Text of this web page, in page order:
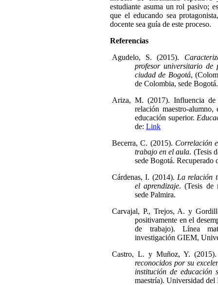
estudiante asuma un rol pasivo;
que el educando sea
docente sea guía de este proceso.
Referencias
Agudelo, S. (2015).
profesor universitario de
ciudad de Bogotá,
de Colombia, sede Bogotá.
Ariza, M. (2017). Influencia
relación maestro-alumno,
educación superior.
de:Link
Becerra, C. (2015). Correlación
trabajo en el aula. (Tesis
sede Bogotá. Recuperado
Cárdenas, I. (2014). La relación
el aprendizaje. (Tesis de
sede Palmira.
Carvajal, P., Trejos, A. y
positivamente en el
de trabajo). Línea
investigación GIEM,
Castro, L. y Muñoz, Y.
reconocidos por su
institución de
maestría). Universidad